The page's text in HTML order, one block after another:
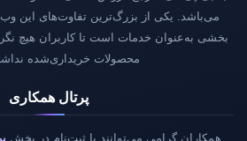
می‌باشد. یکی از بزرگ‌ترین تفاوت‌های این
بخشی به‌عنوان خدمات است تا کاربران هیچ
محصولات خریداری‌شده
پرتال همکاری
همکاران گرامی می‌توانند با ثبت‌نام در بخش